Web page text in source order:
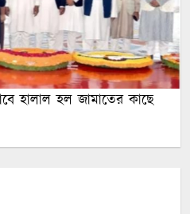
হালাল হল জামাতের কাছে